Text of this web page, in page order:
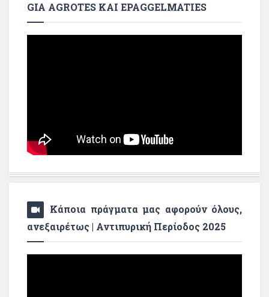
GIA AGROTES KAI EPAGGELMATIES
Κάποια πράγματα μας αφορούν όλους,
ανεξαιρέτως | Αντιπυρική Περίοδος 2025